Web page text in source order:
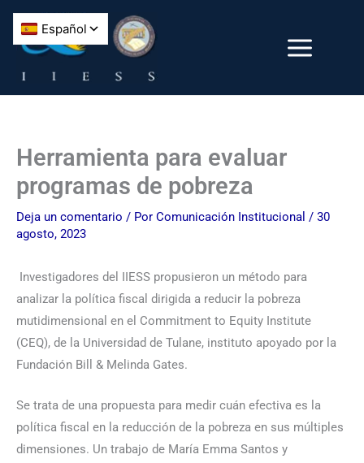
contenido
Herramienta para evaluar
programas de pobreza
Deja un comentario / Por Comunicación Institucional / 30
agosto, 2023
Investigadores del IIESS propusieron un método para
analizar la política fiscal dirigida a reducir la pobreza
mutidimensional en el Commitment to Equity Institute
(CEQ), de la Universidad de Tulane, instituto apoyado por la
Fundación Bill & Melinda Gates.
Se trata de una propuesta para medir cuán efectiva es la
política fiscal en la reducción de la pobreza en sus múltiples
dimensiones. Un trabajo de María Emma Santos y